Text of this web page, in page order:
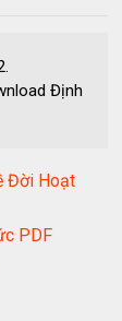
Định
Đời Hoạt
PDF